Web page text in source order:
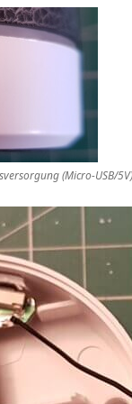
(Micro-USB/